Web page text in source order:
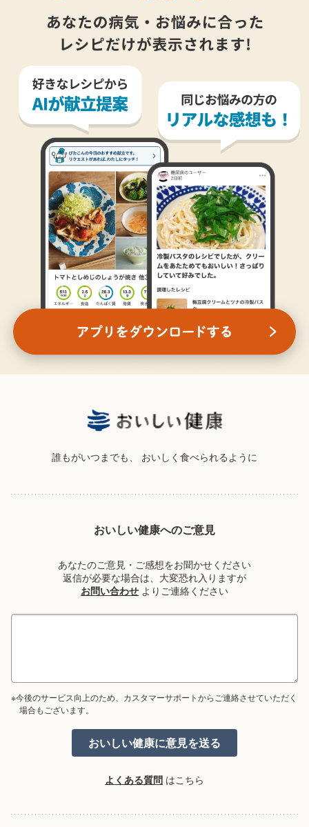
誰もがいつまでも、 おいしく食べられるように
おいしい健康へのご意見
あなたのご意見・ご感想をお聞かせください
返信が必要な場合は、大変恐れ入りますが
お問い合わせ よりご連絡ください
※今後のサービス向上のため、カスタマーサポートからご連絡させていただく
場合もございます。
よくある質問 はこちら